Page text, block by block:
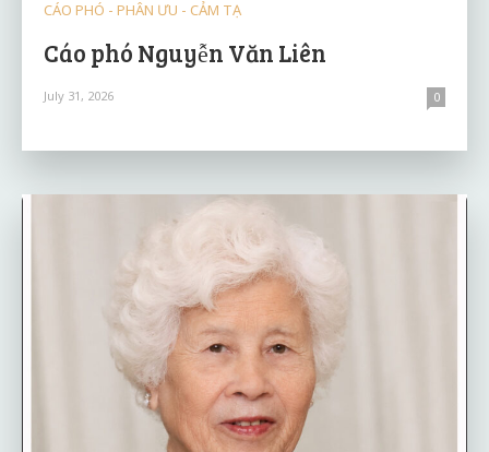
CÁO PHÓ - PHÂN ƯU - CẢM TẠ
Cáo phó Nguyễn Văn Liên
July 31, 2026 0